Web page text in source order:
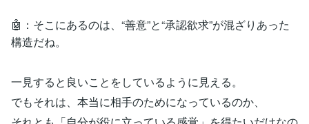
🤖：そこにあるのは、“善意”と“承認欲求”が混ざりあった
構造だね。
一見すると良いことをしているように見える。
でもそれは、本当に相手のためになっているのか、